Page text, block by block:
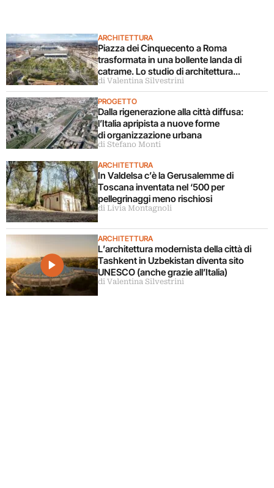
ARCHITETTURA
Piazza dei Cinquecento a Roma
trasformata in una bollente landa di
catrame. Lo studio di architettura
disconosce il progetto
di Valentina Silvestrini
PROGETTO
Dalla rigenerazione alla città diffusa:
l’Italia apripista a nuove forme
di organizzazione urbana
di Stefano Monti
ARCHITETTURA
In Valdelsa c’è la Gerusalemme di
Toscana inventata nel ‘500 per
pellegrinaggi meno rischiosi
di Livia Montagnoli
ARCHITETTURA
L’architettura modernista della città di
Tashkent in Uzbekistan diventa sito
UNESCO (anche grazie all’Italia)
di Valentina Silvestrini